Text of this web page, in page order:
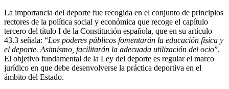
La importancia del deporte fue recogida en el conjunto de principios
rectores de la política social y económica que recoge el capítulo
tercero del título I de la Constitución española, que en su artículo
43.3 señala: “Los poderes públicos fomentarán la educación física y
el deporte. Asimismo, facilitarán la adecuada utilización del ocio”.
El objetivo fundamental de la Ley del deporte es regular el marco
jurídico en que debe desenvolverse la práctica deportiva en el
ámbito del Estado.